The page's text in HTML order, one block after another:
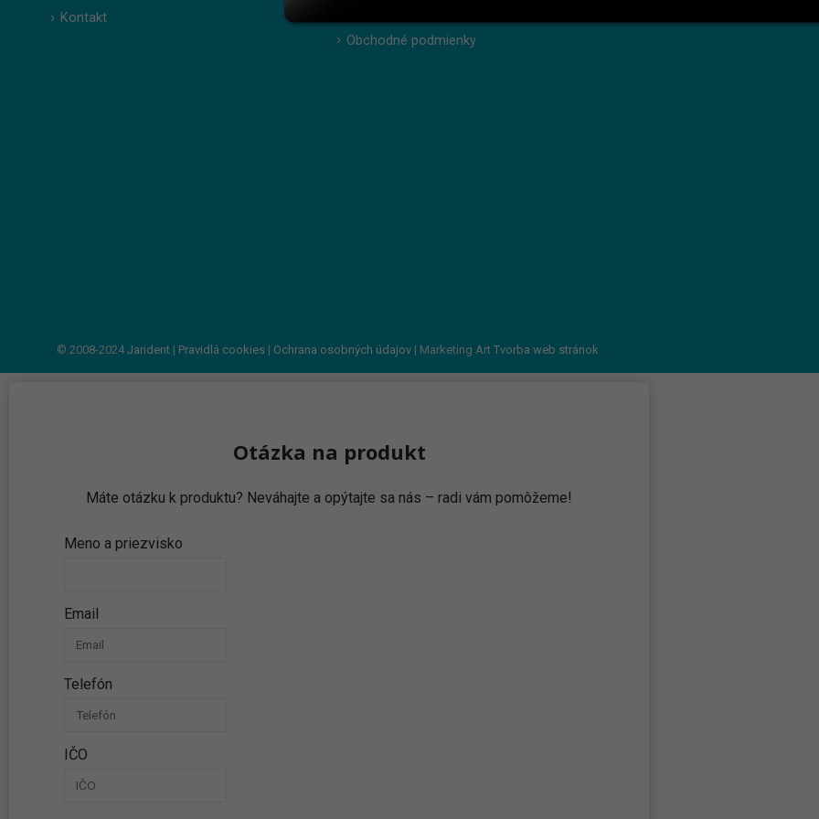
Kontakt
Obchodné podmienky
© 2008-2024Jarident | Pravidlá cookies | Ochrana osobných údajov | Marketing Art Tvorba web stránok
Otázka na produkt
Máte otázku k produktu? Neváhajte a opýtajte sa nás – radi vám pomôžeme!
Meno a priezvisko
Email
Telefón
IČO